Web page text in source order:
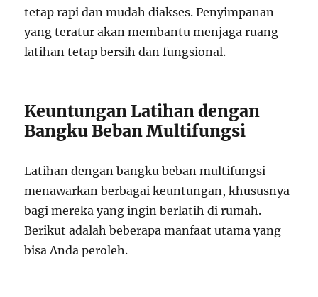
tetap rapi dan mudah diakses. Penyimpanan
yang teratur akan membantu menjaga ruang
latihan tetap bersih dan fungsional.
Keuntungan Latihan dengan
Bangku Beban Multifungsi
Latihan dengan bangku beban multifungsi
menawarkan berbagai keuntungan, khususnya
bagi mereka yang ingin berlatih di rumah.
Berikut adalah beberapa manfaat utama yang
bisa Anda peroleh.